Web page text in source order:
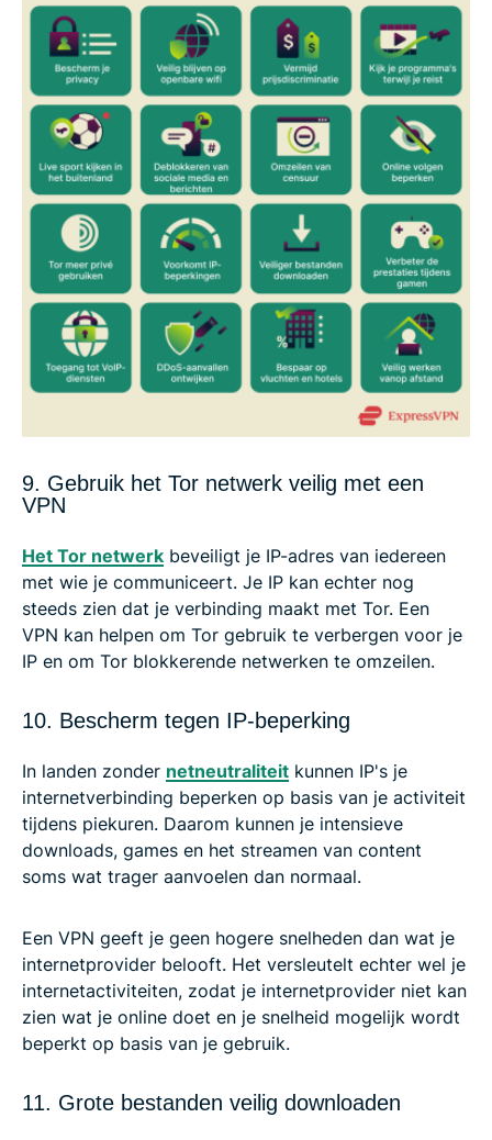
9. Gebruik het Tor netwerk veilig met een
VPN
Het Tor netwerk beveiligt je IP-adres van iedereen
met wie je communiceert. Je IP kan echter nog
steeds zien dat je verbinding maakt met Tor. Een
VPN kan helpen om Tor gebruik te verbergen voor je
IP en om Tor blokkerende netwerken te omzeilen.
10. Bescherm tegen IP-beperking
In landen zonder netneutraliteit kunnen IP's je
internetverbinding beperken op basis van je activiteit
tijdens piekuren. Daarom kunnen je intensieve
downloads, games en het streamen van content
soms wat trager aanvoelen dan normaal.
Een VPN geeft je geen hogere snelheden dan wat je
internetprovider belooft. Het versleutelt echter wel je
internetactiviteiten, zodat je internetprovider niet kan
zien wat je online doet en je snelheid mogelijk wordt
beperkt op basis van je gebruik.
11. Grote bestanden veilig downloaden